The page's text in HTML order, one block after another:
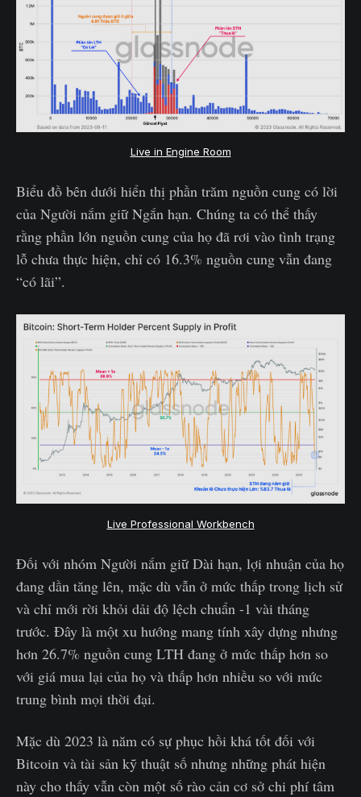
Live in Engine Room
Biểu đồ bên dưới hiển thị phần trăm nguồn cung có lời
của Người nắm giữ Ngắn hạn. Chúng ta có thể thấy
rằng phần lớn nguồn cung của họ đã rơi vào tình trạng
lỗ chưa thực hiện, chỉ có 16.3% nguồn cung vẫn đang
“có lãi”.
Live Professional Workbench
Đối với nhóm Người nắm giữ Dài hạn, lợi nhuận của họ
đang dần tăng lên, mặc dù vẫn ở mức thấp trong lịch sử
và chỉ mới rời khỏi dải độ lệch chuẩn -1 vài tháng
trước. Đây là một xu hướng mang tính xây dựng nhưng
hơn 26.7% nguồn cung LTH đang ở mức thấp hơn so
với giá mua lại của họ và thấp hơn nhiều so với mức
trung bình mọi thời đại.
Mặc dù 2023 là năm có sự phục hồi khá tốt đối với
Bitcoin và tài sản kỹ thuật số nhưng những phát hiện
này cho thấy vẫn còn một số rào cản cơ sở chi phí tâm